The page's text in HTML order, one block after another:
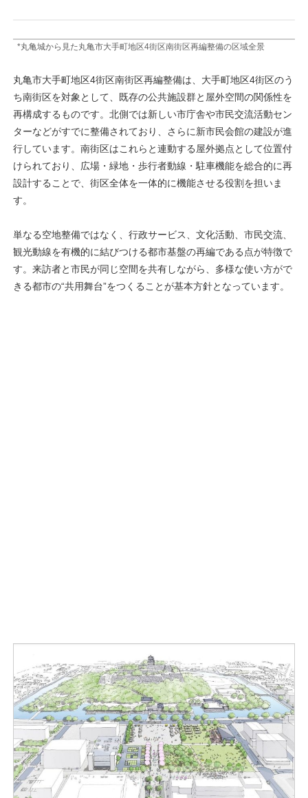
*丸亀城から見た丸亀市大手町地区4街区南街区再編整備の区域全景
丸亀市大手町地区4街区南街区再編整備は、大手町地区4街区のう
ち南街区を対象として、既存の公共施設群と屋外空間の関係性を
再構成するものです。北側では新しい市庁舎や市民交流活動セン
ターなどがすでに整備されており、さらに新市民会館の建設が進
行しています。南街区はこれらと連動する屋外拠点として位置付
けられており、広場・緑地・歩行者動線・駐車機能を総合的に再
設計することで、街区全体を一体的に機能させる役割を担いま
す。
単なる空地整備ではなく、行政サービス、文化活動、市民交流、
観光動線を有機的に結びつける都市基盤の再編である点が特徴で
す。来訪者と市民が同じ空間を共有しながら、多様な使い方がで
きる都市の“共用舞台”をつくることが基本方針となっています。